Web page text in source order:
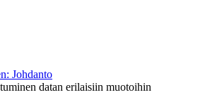
Johdanto
datan erilaisiin muotoihin